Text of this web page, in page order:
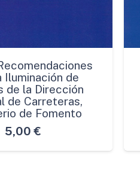
Iluminación de
de la Dirección
de Carreteras,
de Fomento
5,00 €